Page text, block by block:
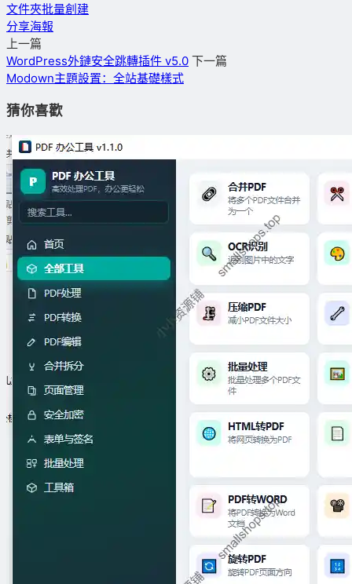
文件夾批量創建
分享海報
上一篇
WordPress外鏈安全跳轉插件 v5.0 下一篇
Modown主題設置：全站基礎樣式
猜你喜歡